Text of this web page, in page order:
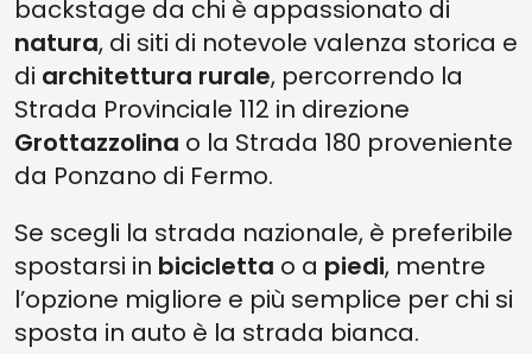
backstage da chi è appassionato di
natura, di siti di notevole valenza storica e
di architettura rurale, percorrendo la
Strada Provinciale 112 in direzione
Grottazzolina o la Strada 180 proveniente
da Ponzano di Fermo.
Se scegli la strada nazionale, è preferibile
spostarsi in bicicletta o a piedi, mentre
l’opzione migliore e più semplice per chi si
sposta in auto è la strada bianca.